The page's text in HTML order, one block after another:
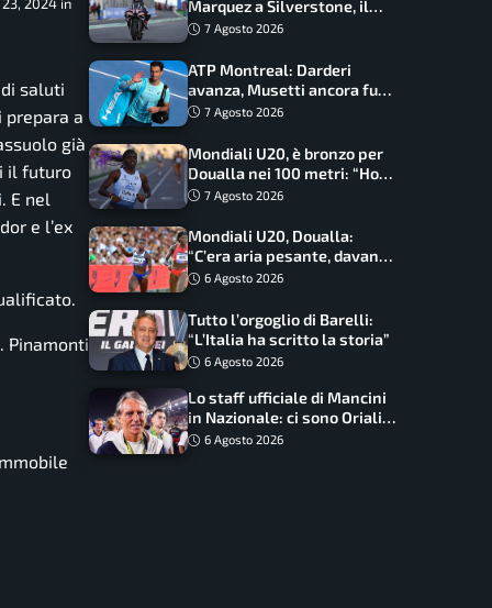
saluti
prepara a
già
il futuro
E nel
e l’ex
Pinamonti
Marquez a Silverstone, il
programma e gli orari
7 Agosto 2026
ATP Montreal: Darderi
avanza, Musetti ancora fuori
con Jodar
7 Agosto 2026
Mondiali U20, è bronzo per
Doualla nei 100 metri: “Ho
scacciato l’ansia”
7 Agosto 2026
Mondiali U20, Doualla:
“C’era aria pesante, davano
le mascherine! Finale? Non
6 Agosto 2026
Tutto l’orgoglio di Barelli:
“L’Italia ha scritto la storia”
6 Agosto 2026
Lo staff ufficiale di Mancini
in Nazionale: ci sono Oriali e
Bonucci, confermato un
6 Agosto 2026